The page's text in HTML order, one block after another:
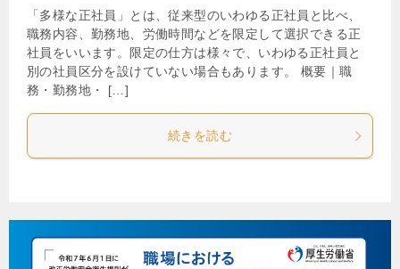
「多様な正社員」とは、従来型のいわゆる正社員と比べ、
職務内容、勤務地、労働時間などを限定して選択できる正
社員をいいます。限定の仕方は様々で、いわゆる正社員と
別の社員区分を設けていない場合もあります。 概要｜職
務・勤務地・ […]
続きを読む